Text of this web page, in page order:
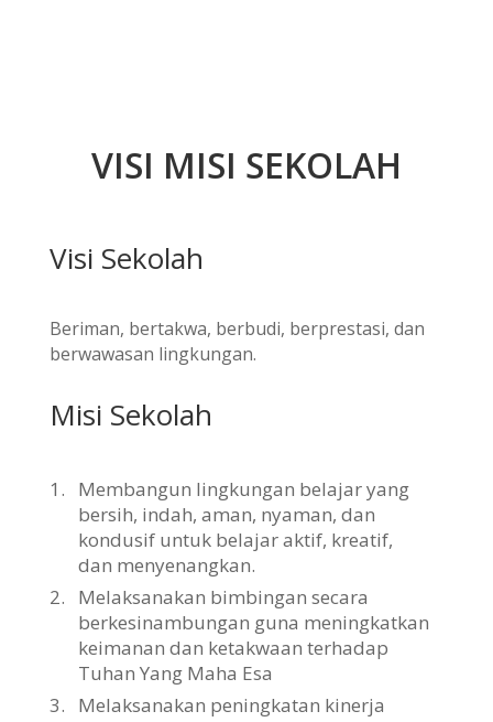
VISI MISI SEKOLAH
Visi Sekolah
Beriman, bertakwa, berbudi, berprestasi, dan
berwawasan lingkungan.
Misi Sekolah
1.
Membangun lingkungan belajar yang
bersih, indah, aman, nyaman, dan
kondusif untuk belajar aktif, kreatif,
dan menyenangkan.
2.
Melaksanakan bimbingan secara
berkesinambungan guna meningkatkan
keimanan dan ketakwaan terhadap
Tuhan Yang Maha Esa
3.
Melaksanakan peningkatan kinerja